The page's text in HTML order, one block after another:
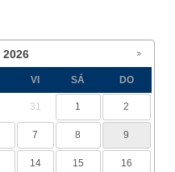
2026
VI SÁ DO
31 1 2
7 8 9
14 15 16